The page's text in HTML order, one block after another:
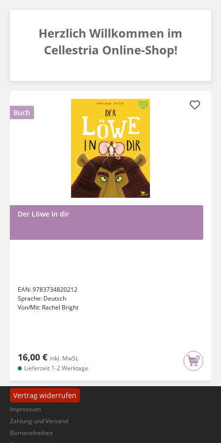
Herzlich Willkommen im
Cellestria Online-Shop!
Buch
Der Löwe in dir
EAN:9783734820212
Sprache: Deutsch
Von/Mit: Rachel Bright
16,00 € inkl. MwSt.
Lieferzeit 1-2 Werktage
Barrierefreiheit
Zahlung und Versand
Impressum
Vertrag widerrufen